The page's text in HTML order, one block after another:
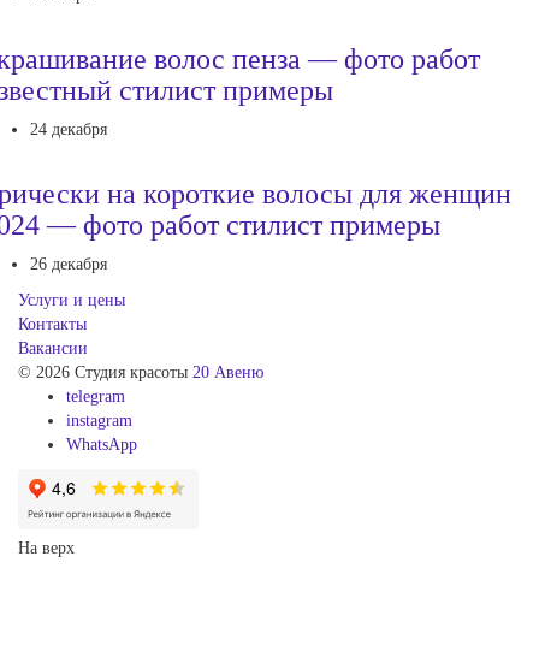
волос пенза — фото работ
стилист примеры
24 декабря
на короткие волосы для женщин
— фото работ стилист примеры
26 декабря
Услуги и цены
Контакты
Вакансии
© 2026 Студия красоты 20 Авеню
telegram
instagram
WhatsApp
На верх